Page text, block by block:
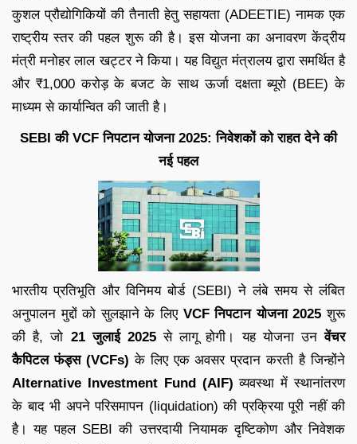
कुशल प्रौद्योगिकियों की तैनाती हेतु सहायता (ADEETIE) नामक एक
राष्ट्रीय स्तर की पहल शुरू की है। इस योजना का अनावरण केंद्रीय
मंत्री मनोहर लाल खट्टर ने किया। यह विद्युत मंत्रालय द्वारा समर्थित है
और ₹1,000 करोड़ के बजट के साथ ऊर्जा दक्षता ब्यूरो (BEE) के
माध्यम से कार्यान्वित की जाती है।
SEBI की VCF निपटान योजना 2025: निवेशकों को राहत देने की
नई पहल
भारतीय प्रतिभूति और विनिमय बोर्ड (SEBI) ने लंबे समय से लंबित
अनुपालन मुद्दों को सुलझाने के लिए VCF निपटान योजना 2025 शुरू
की है, जो 21 जुलाई 2025से लागू होगी। यह योजना उनवेंचर
कैपिटल फंड्स (VCFs) के लिए एक अवसर प्रदान करती है जिन्होंने
Alternative Investment Fund (AIF) व्यवस्था में स्थानांतरण
के बाद भी अपने परिसमापन (liquidation) की प्रक्रिया पूरी नहीं की
है। यह पहल SEBI की उत्तरदायी नियामक दृष्टिकोण और निवेशक